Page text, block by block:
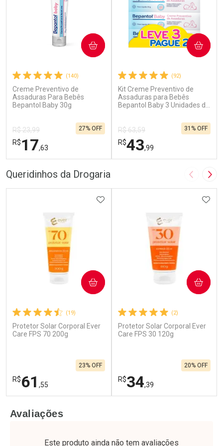
(140)
Creme Preventivo de
Assaduras Para Bebês
Bepantol Baby 30g
R$ 23,99
R$17,63
27% OFF
COMPRAR
Ativar Desconto
Comprar sem Desconto
(92)
Kit Creme Preventivo de
Assaduras para Bebês
Bepantol Baby 3 Unidades de
R$ 63,59
R$43,99
31% OFF
COMPRAR
Ativar Desconto
Comprar sem Desconto
Queridinhos da Drogaria Imagem
(19)
Protetor Solar Corporal Ever
Care FPS 70 200g
R$61 ,55
23% OFF
ADICIONAR AOS FAVORITOS
COMPRAR
Laboratório
Por Menos
(2)
Protetor Solar Corporal Ever
Care FPS 30 120g
R$34,39
20% OFF
COMPRAR
Laboratório
Por Menos
Avaliações
Este produto ainda não tem avaliações